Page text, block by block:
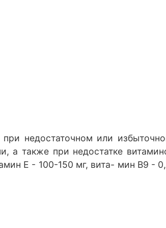
недостаточном или
а также при недостатке
Е - 100-150 мг, вита- мин В9 -